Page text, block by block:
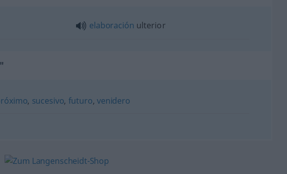
elaboración ulterior
, sucesivo, futuro, venidero